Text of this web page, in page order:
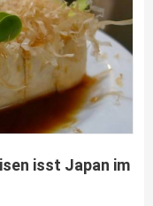
isst Japan im